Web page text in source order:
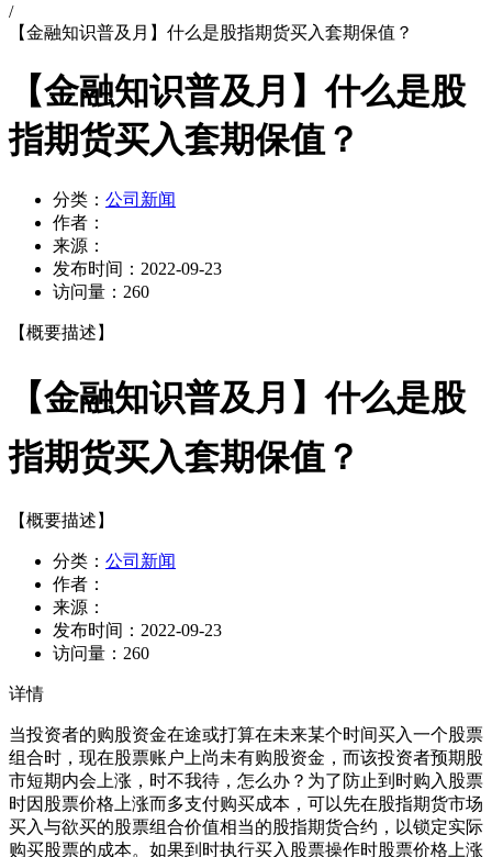
/
【金融知识普及月】什么是股指期货买入套期保值？
【金融知识普及月】什么是股
指期货买入套期保值？
分类： 公司新闻
作者：
来源：
发布时间： 2022-09-23
访问量： 260
【概要描述】
【金融知识普及月】什么是股
指期货买入套期保值？
【概要描述】
分类： 公司新闻
作者：
来源：
发布时间： 2022-09-23
访问量： 260
详情
当投资者的购股资金在途或打算在未来某个时间买入一个股票
组合时，现在股票账户上尚未有购股资金，而该投资者预期股
市短期内会上涨，时不我待，怎么办？为了防止到时购入股票
时因股票价格上涨而多支付购买成本，可以先在股指期货市场
买入与欲买的股票组合价值相当的股指期货合约，以锁定实际
购买股票的成本。如果到时执行买入股票操作时股票价格上涨